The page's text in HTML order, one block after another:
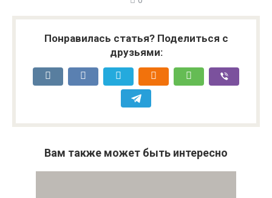
Понравилась статья? Поделиться с
друзьями:
Вам также может быть интересно